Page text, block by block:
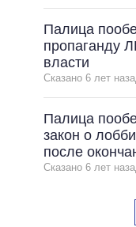
Палица
пропаганду
власти
Сказано 6 лет
Палица
закон о
после
Сказано 6 лет